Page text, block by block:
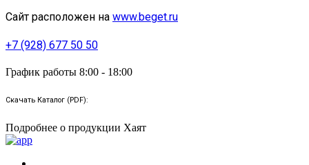
Сайт расположен на www.beget.ru
+7 (928) 677 50 50
График работы 8:00 - 18:00
Скачать Каталог (PDF):
Подробнее о продукции Хаят